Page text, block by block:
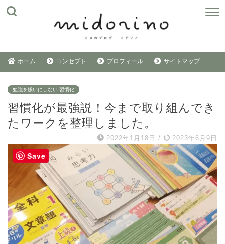
ホーム コンセプト プロフィール サイトマップ
勉強を嫌いにしない 習慣化
習慣化が最強説！今まで取り組んでき
たワークを整理しました。
2022年1月18日 / 2023年6月9日
Save